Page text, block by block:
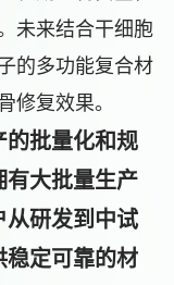
未来结合干细胞
的多功能复合材
修复效果。
的批量化和规
有大批量生产
从研发到中试
稳定可靠的材